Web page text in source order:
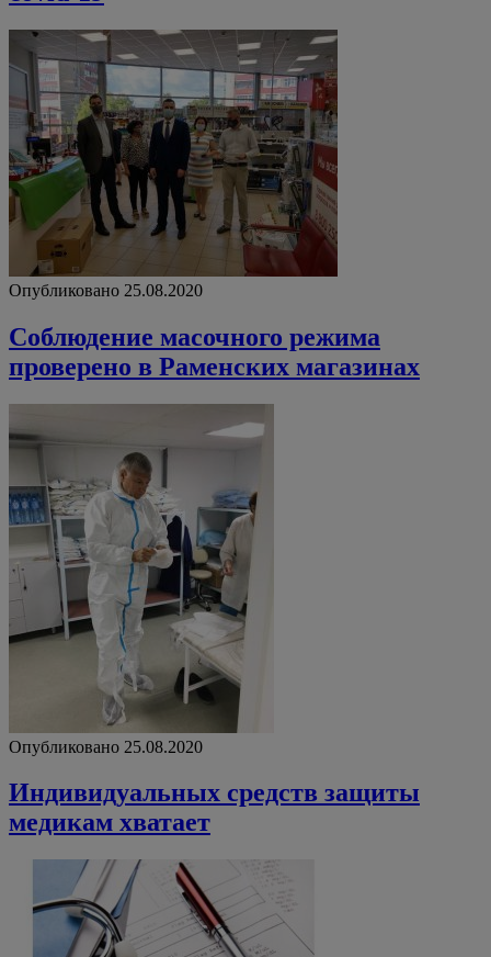
Опубликовано 25.08.2020
Соблюдение масочного режима
проверено в Раменских магазинах
Опубликовано 25.08.2020
Индивидуальных средств защиты
медикам хватает